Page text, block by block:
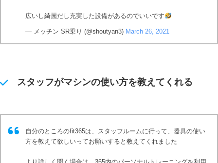
広いし綺麗だし充実した設備があるのでいいです
— メッチン SR乗り (@shoutyan3) March 26, 2021
スタッフがマシンの使い方を教えてくれる
自分のところのfit365は、スタッフルームに行って、器具の使い
方を教えて欲しいってお願いすると教えてくれました